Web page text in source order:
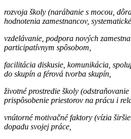
rozvoja školy (narábanie s mocou,
hodnotenia zamestnancov, systematické
vzdelávanie, podpora nových
participatívnym spôsobom,
facilitácia diskusie, komunikácia,
do skupín a férová tvorba skupín,
životné prostredie školy
prispôsobenie priestorov na prácu i
vnútorné motivačné faktory (vízia
dopadu svojej práce,